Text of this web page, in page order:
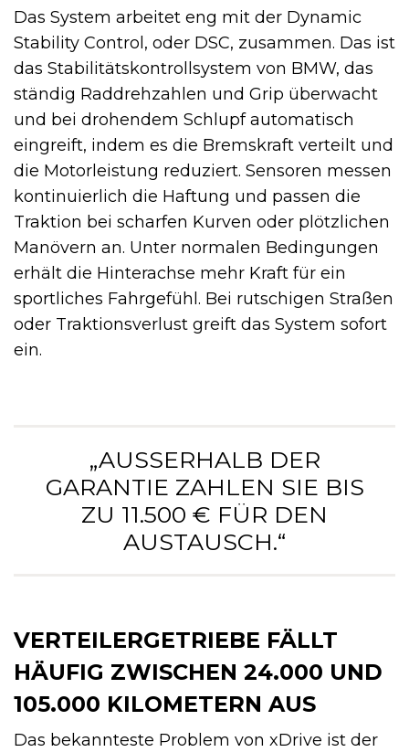
Das System arbeitet eng mit der Dynamic
Stability Control, oder DSC, zusammen. Das ist
das Stabilitätskontrollsystem von BMW, das
ständig Raddrehzahlen und Grip überwacht
und bei drohendem Schlupf automatisch
eingreift, indem es die Bremskraft verteilt und
die Motorleistung reduziert. Sensoren messen
kontinuierlich die Haftung und passen die
Traktion bei scharfen Kurven oder plötzlichen
Manövern an. Unter normalen Bedingungen
erhält die Hinterachse mehr Kraft für ein
sportliches Fahrgefühl. Bei rutschigen Straßen
oder Traktionsverlust greift das System sofort
ein.
„AUSSERHALB DER G
ARANTIE ZAHLEN SIE BIS Z
U 11.500 € FÜR DEN A
USTAUSCH.“
VERTEILERGETRIEBE FÄLLT
HÄUFIG ZWISCHEN 24.000 UND
105.000 KILOMETERN AUS
Das bekannteste Problem von xDrive ist der